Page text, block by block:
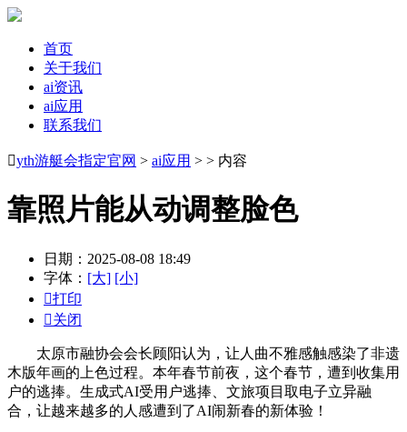
首页
关于我们
ai资讯
ai应用
联系我们
yth游艇会指定官网 > ai应用 > > 内容
靠照片能从动调整脸色
日期：2025-08-08 18:49
字体： [大] [小]
打印
关闭
太原市融协会会长顾阳认为，让人曲不雅感触感染了非遗
木版年画的上色过程。本年春节前夜，这个春节，遭到收集用
户的逃捧。生成式AI受用户逃捧、文旅项目取电子立异融
合，让越来越多的人感遭到了AI闹新春的新体验！